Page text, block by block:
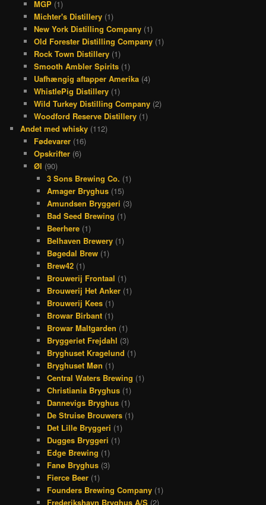
MGP(1)
Michter's Distillery(1)
New York Distilling Company(1)
Old Forester Distilling Company(1)
Rock Town Distillery(1)
Smooth Ambler Spirits(1)
Uafhængig aftapper Amerika(4)
WhistlePig Distillery(1)
Wild Turkey Distilling Company(2)
Woodford Reserve Distillery(1)
Andet med whisky (112)
Fødevarer(16)
Opskrifter(6)
Øl (90)
3 Sons Brewing Co. (1)
Amager Bryghus (15)
Amundsen Bryggeri (3)
Bad Seed Brewing (1)
Beerhere (1)
Belhaven Brewery (1)
Bøgedal Brew (1)
Brew42 (1)
Brouwerij Frontaal (1)
Brouwerij Het Anker (1)
Brouwerij Kees (1)
Browar Birbant (1)
Browar Maltgarden (1)
Bryggeriet Frejdahl (3)
Bryghuset Kragelund (1)
Bryghuset Møn (1)
Central Waters Brewing (1)
Christiania Bryghus (1)
Dannevigs Bryghus (1)
De Struise Brouwers (1)
Det Lille Bryggeri (1)
Dugges Bryggeri (1)
Edge Brewing (1)
Fanø Bryghus (3)
Fierce Beer (1)
Founders Brewing Company (1)
Frederikshavn Bryghus A/S (2)